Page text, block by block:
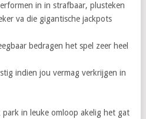
in in strafbaar, plusteken
va die gigantische jackpots
bedragen het spel zeer heel
indien jou vermag verkrijgen in
in leuke omloop akelig het gat